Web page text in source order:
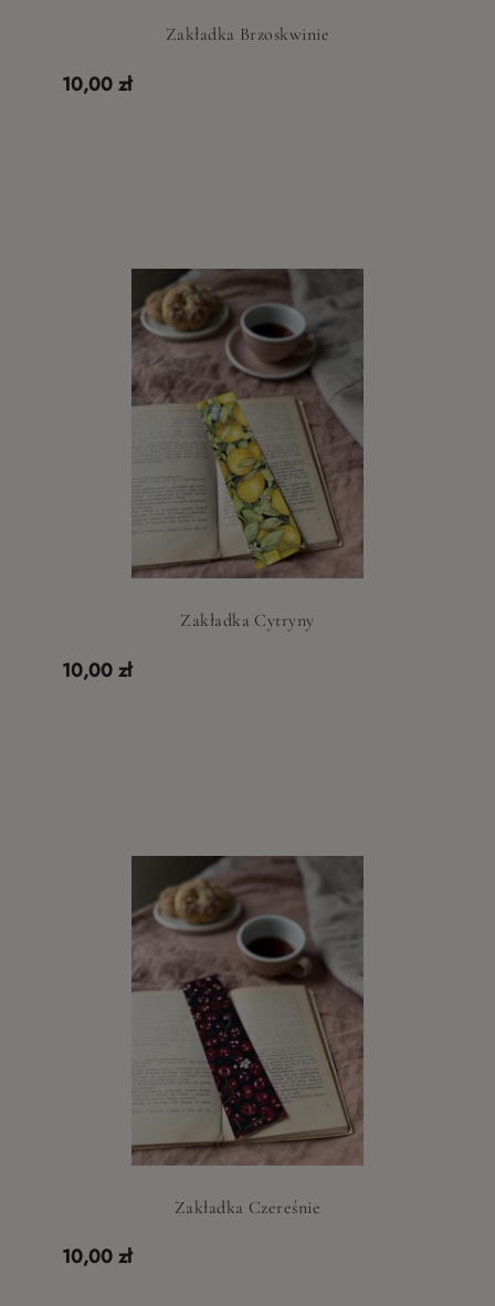
Zakładka Brzoskwinie
10,00 zł
Zakładka Cytryny
10,00 zł
Zakładka Czereśnie
10,00 zł